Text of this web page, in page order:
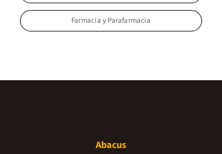
Farmacia y Parafarmacia
Abacus